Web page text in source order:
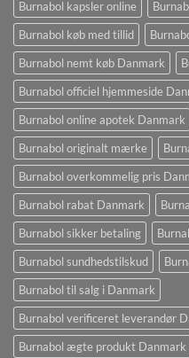
Burnabol kapsler online
Burnabol køb med tillid
Burnabol nemt køb Danmark
Burnabol officiel hjemmeside
Burnabol online apotek Danmark
Burnabol originalt mærke
Burnabol overkommelig pris
Burnabol rabat Danmark
Burnabol sikker betaling
Burnabol sundhedstilskud
Burnabol til salg i Danmark
Burnabol verificeret leverandør
Burnabol ægte produkt Danmark